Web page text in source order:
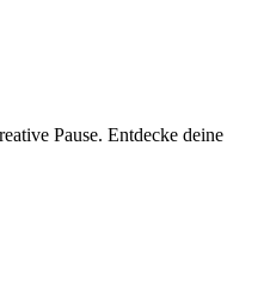
Pause. Entdecke deine